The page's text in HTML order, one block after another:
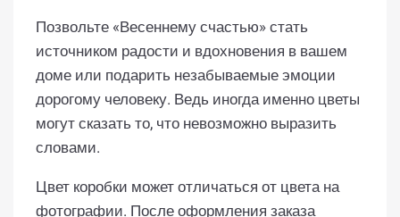
Позвольте «Весеннему счастью» стать
источником радости и вдохновения в вашем
доме или подарить незабываемые эмоции
дорогому человеку. Ведь иногда именно цветы
могут сказать то, что невозможно выразить
словами.
Цвет коробки может отличаться от цвета на
фотографии. После оформления заказа